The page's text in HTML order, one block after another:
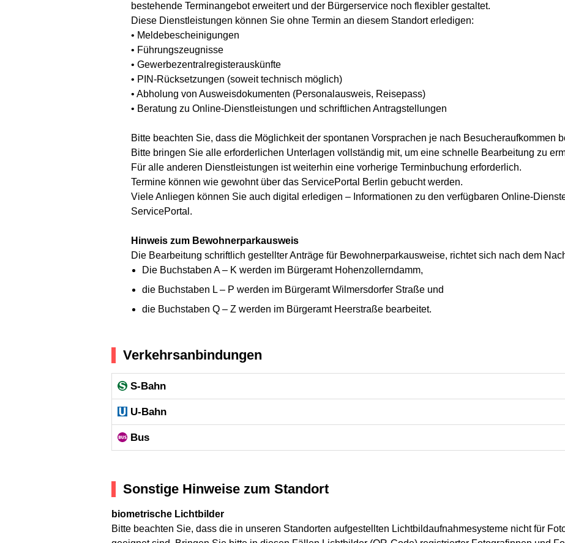
bestehende Terminangebot erweitert und der Bürgerservice noch flexibler gestaltet.
Diese Dienstleistungen können Sie ohne Termin an diesem Standort erledigen:
• Meldebescheinigungen
• Führungszeugnisse
• Gewerbezentralregisterauskünfte
• PIN-Rücksetzungen (soweit technisch möglich)
• Abholung von Ausweisdokumenten (Personalausweis, Reisepass)
• Beratung zu Online-Dienstleistungen und schriftlichen Antragstellungen
Bitte beachten Sie, dass die Möglichkeit der spontanen Vorsprachen je nach Besucheraufkommen
Bitte bringen Sie alle erforderlichen Unterlagen vollständig mit, um eine schnelle Bearbeitung zu
Für alle anderen Dienstleistungen ist weiterhin eine vorherige Terminbuchung erforderlich.
Termine können wie gewohnt über das ServicePortal Berlin gebucht werden.
Viele Anliegen können Sie auch digital erledigen – Informationen zu den verfügbaren Online-
ServicePortal.
Hinweis zum Bewohnerparkausweis
Die Bearbeitung schriftlich gestellter Anträge für Bewohnerparkausweise, richtet sich nach dem
Die Buchstaben A – K werden im Bürgeramt Hohenzollerndamm,
die Buchstaben L – P werden im Bürgeramt Wilmersdorfer Straße und
die Buchstaben Q – Z werden im Bürgeramt Heerstraße bearbeitet.
Verkehrsanbindungen
S-Bahn
U-Bahn
Bus
Sonstige Hinweise zum Standort
biometrische Lichtbilder
Bitte beachten Sie, dass die in unseren Standorten aufgestellten Lichtbildaufnahmesysteme nicht für